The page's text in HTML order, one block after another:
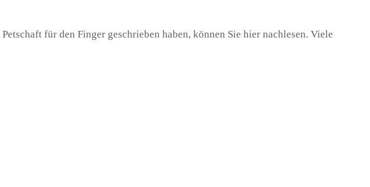
für den Finger geschrieben haben, können Sie hier nachlesen. Viele